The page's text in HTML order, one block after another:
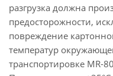
разгрузка должна
предосторожности,
повреждение
температур
транспортировке MR-